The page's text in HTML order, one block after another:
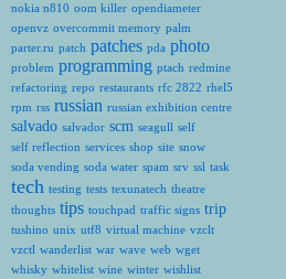
nokia n810 oom killer opendiameter
openvz overcommit memory palm
parter.ru patch patches pda photo
problem programming ptach redmine
refactoring repo restaurants rfc 2822 rhel5
rpm rss russian russian exhibition centre
salvado salvador scm seagull self
self reflection services shop site snow
soda vending soda water spam srv ssl task
tech testing tests texunatech theatre
thoughts tips touchpad traffic signs trip
tushino unix utf8 virtual machine vzclt
vzctl wanderlist war wave web wget
whisky whitelist wine winter wishlist